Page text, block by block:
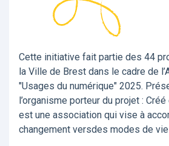
Cette initiative fait partie des 44
la Ville de Brest dans le cadre de
"Usages du numérique" 2025.
l’organisme porteur du projet :
est une association qui vise à
changement versdes modes de